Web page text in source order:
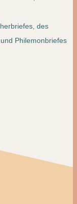
des
Philemonbriefes